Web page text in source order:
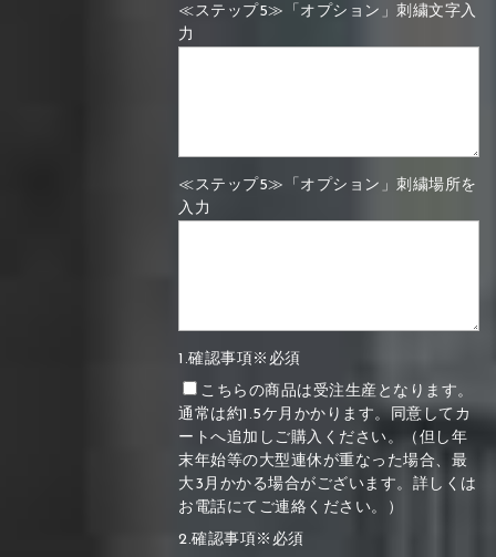
≪ステップ5≫「オプション」刺繍文字入
力
≪ステップ5≫「オプション」刺繍場所を
入力
1.確認事項※必須
こちらの商品は受注生産となります。
通常は約1.5ケ月かかります。同意してカ
ートへ追加しご購入ください。（但し年
末年始等の大型連休が重なった場合、最
大3月かかる場合がございます。詳しくは
お電話にてご連絡ください。）
2.確認事項※必須